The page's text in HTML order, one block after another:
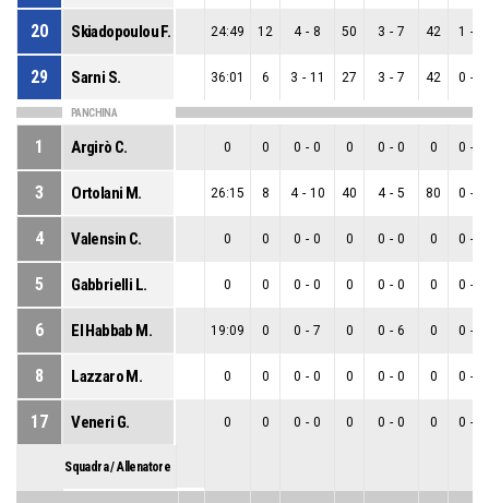
20 Skiadopoulou F. 24:49 12 4 - 8 50 3 - 7 42 1 -
29 Sarni S. 36:01 6 3 - 11 27 3 - 7 42 0 -
PANCHINA
1 Argirò C. 0 0 0 - 0 0 0 - 0 0 0 -
3 Ortolani M. 26:15 8 4 - 10 40 4 - 5 80 0 -
4 Valensin C. 0 0 0 - 0 0 0 - 0 0 0 -
5 Gabbrielli L. 0 0 0 - 0 0 0 - 0 0 0 -
6 El Habbab M. 19:09 0 0 - 7 0 0 - 6 0 0 -
8 Lazzaro M. 0 0 0 - 0 0 0 - 0 0 0 -
17 Veneri G. 0 0 0 - 0 0 0 - 0 0 0 -
Squadra / Allenatore